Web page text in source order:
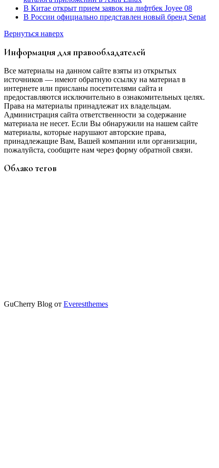
В Китае открыт прием заявок на лифтбек Joyee 08
В России официально представлен новый бренд Senat
Вернуться наверх
Информация для правообладателей
Все материалы на данном сайте взяты из открытых
источников — имеют обратную ссылку на материал в
интернете или присланы посетителями сайта и
предоставляются исключительно в ознакомительных целях.
Права на материалы принадлежат их владельцам.
Администрация сайта ответственности за содержание
материала не несет. Если Вы обнаружили на нашем сайте
материалы, которые нарушают авторские права,
принадлежащие Вам, Вашей компании или организации,
пожалуйста, сообщите нам через форму обратной связи.
Облако тегов
GuCherry Blog от Everestthemes